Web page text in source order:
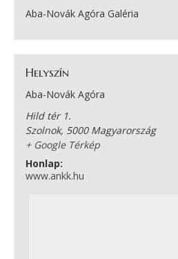
Aba-Novák Agóra Galéria
Helyszín
Aba-Novák Agóra
Hild tér 1.
Szolnok, 5000 Magyarország
+ Google Térkép
Honlap:
www.ankk.hu